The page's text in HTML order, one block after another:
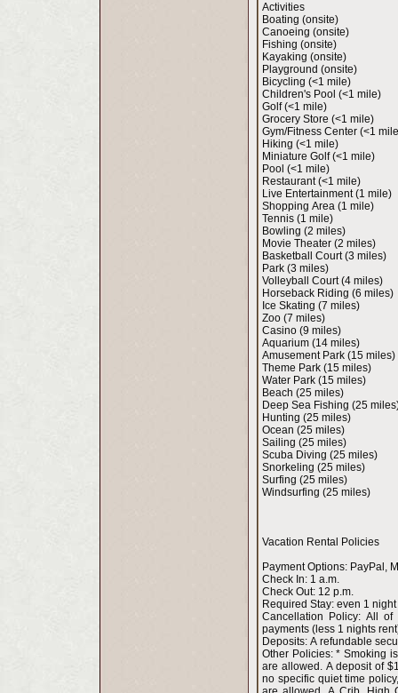
Activities
Boating (onsite)
Canoeing (onsite)
Fishing (onsite)
Kayaking (onsite)
Playground (onsite)
Bicycling (<1 mile)
Children's Pool (<1 mile)
Golf (<1 mile)
Grocery Store (<1 mile)
Gym/Fitness Center (<1
Hiking (<1 mile)
Miniature Golf (<1 mile)
Pool (<1 mile)
Restaurant (<1 mile)
Live Entertainment (1 mile)
Shopping Area (1 mile)
Tennis (1 mile)
Bowling (2 miles)
Movie Theater (2 miles)
Basketball Court (3 miles)
Park (3 miles)
Volleyball Court (4 miles)
Horseback Riding (6 miles)
Ice Skating (7 miles)
Zoo (7 miles)
Casino (9 miles)
Aquarium (14 miles)
Amusement Park (15 miles)
Theme Park (15 miles)
Water Park (15 miles)
Beach (25 miles)
Deep Sea Fishing (25
Hunting (25 miles)
Ocean (25 miles)
Sailing (25 miles)
Scuba Diving (25 miles)
Snorkeling (25 miles)
Surfing (25 miles)
Windsurfing (25 miles)
Vacation Rental Policies
Payment
Check In: 1 a.m.
Check Out: 12 p.m.
Required Stay:
Cancellation Policy: All of the rent is required to complete the booking. If you cancel anytime,
payments (less 1 nights
Deposits: A
Other Policies: * Smoking is allowed. * Guests may arrive on any day of the week. * Dogs and Cats
are allowed. A deposit of
no specific quiet time